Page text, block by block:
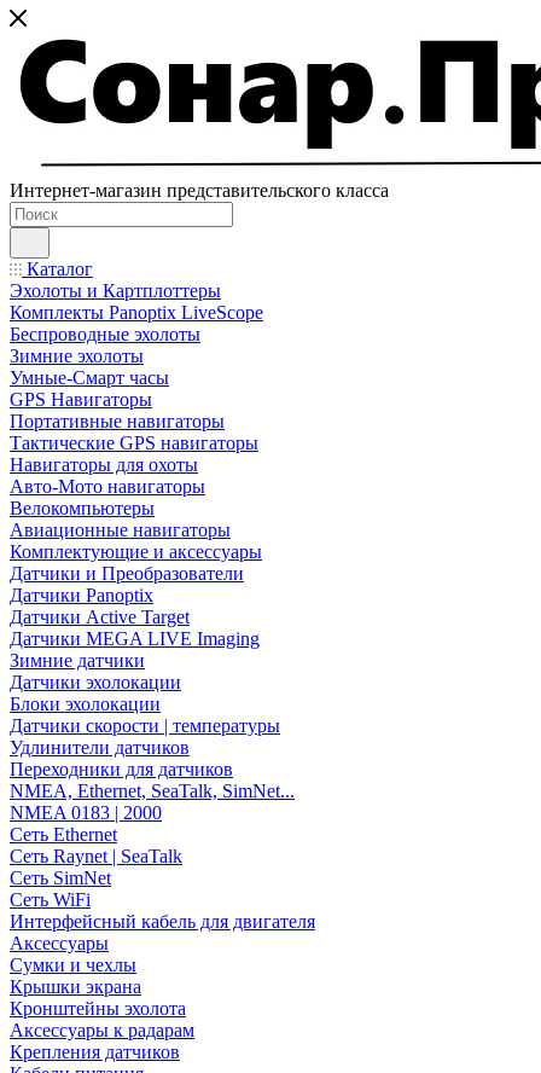
Интернет-магазин представительского класса
Каталог
Эхолоты и Картплоттеры
Комплекты Panoptix LiveScope
Беспроводные эхолоты
Зимние эхолоты
Умные-Смарт часы
GPS Навигаторы
Портативные навигаторы
Тактические GPS навигаторы
Навигаторы для охоты
Авто-Мото навигаторы
Велокомпьютеры
Авиационные навигаторы
Комплектующие и аксессуары
Датчики и Преобразователи
Датчики Panoptix
Датчики Active Target
Датчики MEGA LIVE Imaging
Зимние датчики
Датчики эхолокации
Блоки эхолокации
Датчики скорости | температуры
Удлинители датчиков
Переходники для датчиков
NMEA, Ethernet, SeaTalk, SimNet...
NMEA 0183 | 2000
Сеть Ethernet
Сеть Raynet | SeaTalk
Сеть SimNet
Сеть WiFi
Интерфейсный кабель для двигателя
Аксессуары
Сумки и чехлы
Крышки экрана
Кронштейны эхолота
Аксессуары к радарам
Крепления датчиков